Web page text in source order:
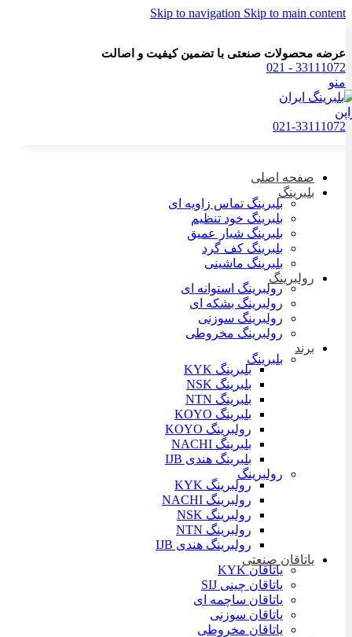
Skip to navigation Skip to main content
عرضه محصولات صنعتی با تضمین کیفیت و اصالت
33111072 - 021
منو
021-33111072
صفحه اصلی
بلبرینگ
بلبرینگ تماس زاویه ای
بلبرینگ خود تنظیم
بلبرینگ شیار عمیق
بلبرینگ کف گرد
بلبرینگ ماشینی
رولبرینگ
رولبرینگ استوانه ای
رولبرینگ بشکه ای
رولبرینگ سوزنی
رولبرینگ مخروطی
برند
بلبرینگ
بلبرینگ KYK
بلبرینگ NSK
بلبرینگ NTN
بلبرینگ KOYO
رولبرینگ KOYO
بلبرینگ NACHI
بلبرینگ هندی IJB
رولبرینگ
رولبرینگ KYK
رولبرینگ NACHI
رولبرینگ NSK
رولبرینگ NTN
رولبرینگ هندی IJB
یاتاقان صنعتی
یاتاقان KYK
یاتاقان چینی SIJ
یاتاقان ساچمه ای
یاتاقان سوزنی
یاتاقان مخروطی